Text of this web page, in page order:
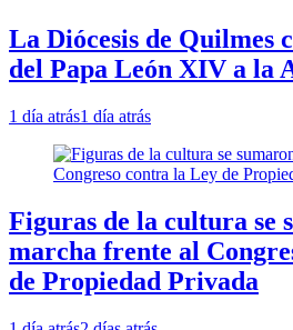
La Diócesis de Quilmes
del Papa León XIV a la
1 día atrás1 día atrás
Figuras de la cultura se
marcha frente al
de Propiedad Privada